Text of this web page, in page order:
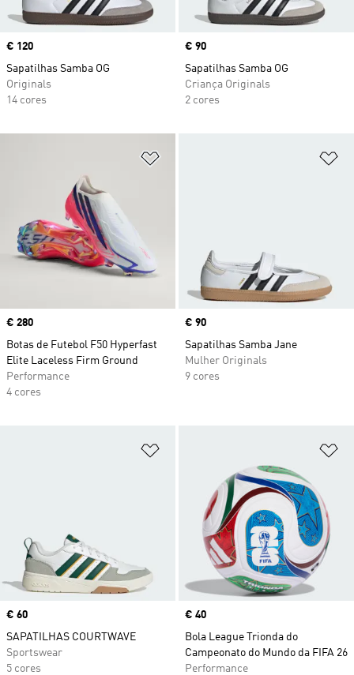
Price
€ 120
Sapatilhas Samba OG
Originals
14 cores
Price
€ 90
Sapatilhas Samba OG
Criança Originals
2 cores
Price
€ 280
Botas de Futebol F50 Hyperfast
Elite Laceless Firm Ground
Performance
4 cores
Price
€ 90
Sapatilhas Samba Jane
Mulher Originals
9 cores
Price
€ 60
SAPATILHAS COURTWAVE
Sportswear
5 cores
Price
€ 40
Bola League Trionda do
Campeonato do Mundo da FIFA 26
Performance